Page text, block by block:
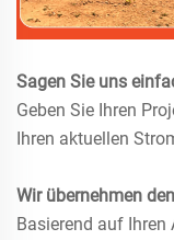
Sagen Sie uns
Geben Sie Ihren
Ihren aktuellen
Wir übernehmen
Basierend auf Ihren